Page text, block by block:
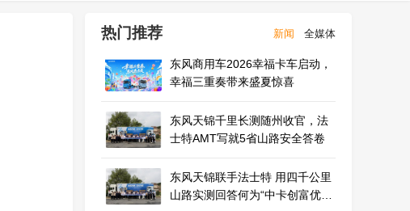
热门推荐 新闻 全媒体
东风商用车2026幸福卡车启动，
幸福三重奏带来盛夏惊喜
东风天锦千里长测随州收官，法
士特AMT写就5省山路安全答卷
东风天锦联手法士特 用四千公里
山路实测回答何为“中卡创富优